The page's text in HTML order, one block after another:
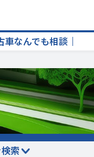
車なんでも相談
索